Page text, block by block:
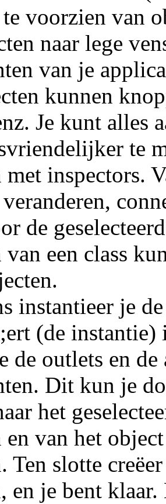
voorzien van
naar lege
van je
kunnen
Je kunt alles
te
met inspectors.
de
van een class
instantieer je
(de instantie)
de outlets en de
Dit kun je
het
van het
Ten slotte
en je bent